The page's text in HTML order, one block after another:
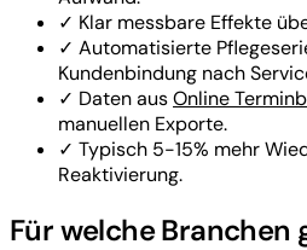
✓ Klar messbare Effekte
✓ Automatisierte
Kundenbindung nach
✓ Daten ausOnline
manuellen Exporte.
✓ Typisch 5-15% mehr
Reaktivierung.
Für welche Branchen